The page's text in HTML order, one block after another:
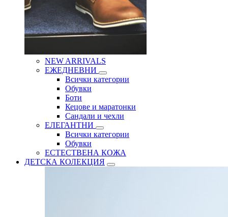
NEW ARRIVALS
ЕЖЕДНЕВНИ
Всички категории
Обувки
Боти
Кецове и маратонки
Сандали и чехли
ЕЛЕГАНТНИ
Всички категории
Обувки
ЕСТЕСТВЕНА КОЖА
ДЕТСКА КОЛЕКЦИЯ